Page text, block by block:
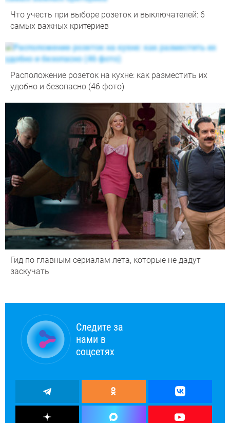
Что учесть при выборе розеток и выключателей: 6
самых важных критериев
Расположение розеток на кухне: как разместить их
удобно и безопасно (46 фото)
Гид по главным сериалам лета, которые не дадут
заскучать
Следите за
нами в
соцсетях